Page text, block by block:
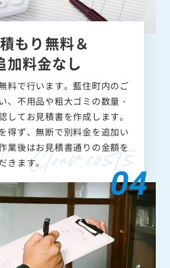
もり無料＆
加料金なし
料で行います。藍住町内のご
、不用品や粗大ゴミの数量・
してお見積書を作成します。
得ず、無断で別料金を追加い
業後はお見積書通りの金額を
きます。